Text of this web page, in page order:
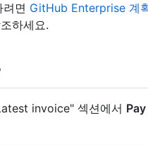
면 GitHub Enterprise 계
하세요.
invoice" 섹션에서